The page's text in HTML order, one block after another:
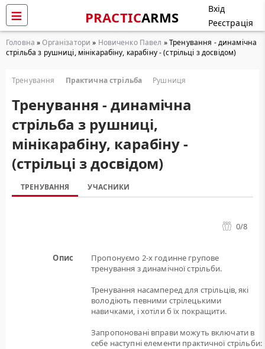
PRACTICARMS
Вхід
Реєстрація
Головна »Організатори » Новиченко Павел » Тренування - динамічна
стрільба з рушниці, мінікарабіну, карабіну - (стрільці з досвідом)
Тренування Практична стрільба Рушниця
Тренування - динамічна
стрільба з рушниці,
мінікарабіну, карабіну -
(стрільці з досвідом)
ТРЕНУВАННЯ УЧАСНИКИ
0/8
Опис
Пропонуємо 2-х годинне групове
тренування з динамічної стрільби.
Тренування насамперед для стрільців, які
володіють певними стрілецькими
навичками, і хотіли б їх покращити.
Запропоновані вправи можуть включати в
себе наступні елементи практичної стрільби: